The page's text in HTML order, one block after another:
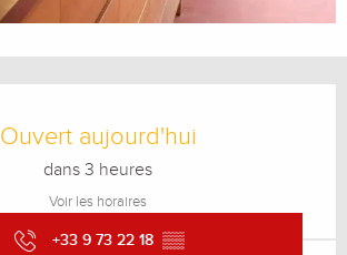
Ouvert aujourd'hui
dans 3 heures
Voir les horaires
+33 9 73 22 18 ▒▒